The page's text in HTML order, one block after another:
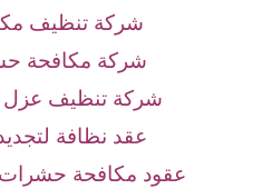
شركة تنظيف
شركة مكافحة
شركة تنظيف عزل
عقد نظافة
عقود مكافحة حشرات